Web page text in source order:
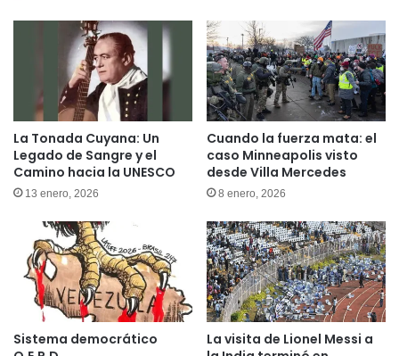
La Tonada Cuyana: Un
Legado de Sangre y el
Camino hacia la UNESCO
13 enero, 2026
Cuando la fuerza mata: el
caso Minneapolis visto
desde Villa Mercedes
8 enero, 2026
Sistema democrático
La visita de Lionel Messi a